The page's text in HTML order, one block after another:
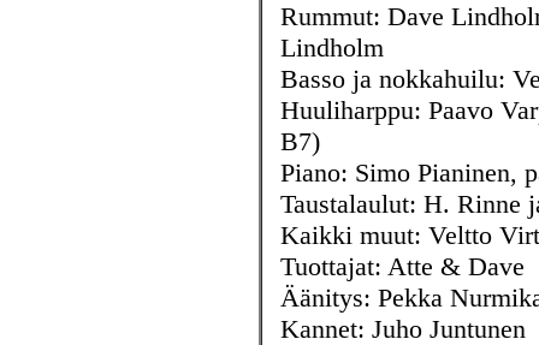
Rummut: Dave
Lindholm
Basso ja nokkahuilu:
Huuliharppu: Paavo
B7)
Piano: Simo Pianinen,
Taustalaulut: H. Rinne
Kaikki muut: Veltto
Tuottajat: Atte & Dave
Äänitys: Pekka
Kannet: Juho Juntunen